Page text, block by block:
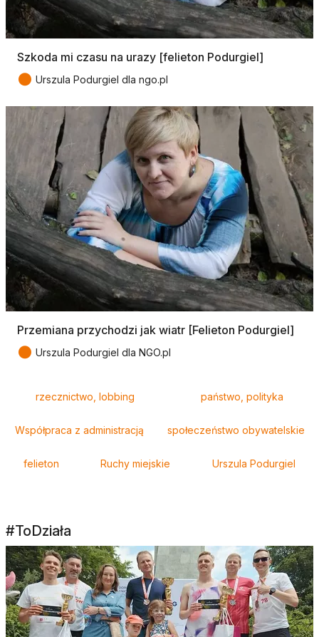
Szkoda mi czasu na urazy [felieton Podurgiel]
● Urszula Podurgiel dla ngo.pl
Przemiana przychodzi jak wiatr [Felieton Podurgiel]
● Urszula Podurgiel dla NGO.pl
rzecznictwo, lobbing państwo, polityka
Współpraca z administracją społeczeństwo obywatelskie
felieton Ruchy miejskie Urszula Podurgiel
#ToDziała